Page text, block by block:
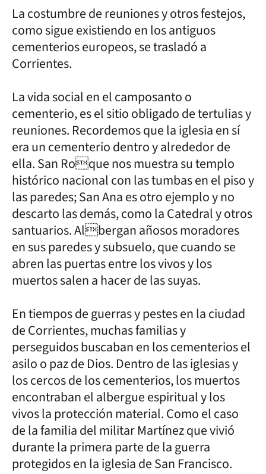
La costumbre de reuniones y otros festejos,
como sigue existiendo en los antiguos
cementerios europeos, se trasladó a
Corrientes.
La vida social en el camposanto o
cementerio, es el sitio obligado de tertulias y
reuniones. Recordemos que la iglesia en sí
era un cementerio dentro y alrededor de
ella. San Roque nos muestra su templo
histórico nacional con las tumbas en el piso y
las paredes; San Ana es otro ejemplo y no
descarto las demás, como la Catedral y otros
santuarios. Albergan añosos moradores
en sus paredes y subsuelo, que cuando se
abren las puertas entre los vivos y los
muertos salen a hacer de las suyas.
En tiempos de guerras y pestes en la ciudad
de Corrientes, muchas familias y
perseguidos buscaban en los cementerios el
asilo o paz de Dios. Dentro de las iglesias y
los cercos de los cementerios, los muertos
encontraban el albergue espiritual y los
vivos la protección material. Como el caso
de la familia del militar Martínez que vivió
durante la primera parte de la guerra
protegidos en la iglesia de San Francisco.